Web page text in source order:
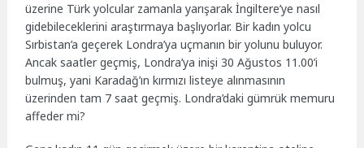
üzerine Türk yolcular zamanla yarışarak İngiltere’ye nasıl
gidebileceklerini araştırmaya başlıyorlar. Bir kadın yolcu
Sırbistan’a geçerek Londra’ya uçmanın bir yolunu buluyor.
Ancak saatler geçmiş, Londra’ya inişi 30 Ağustos 11.00’i
bulmuş, yani Karadağ’ın kırmızı listeye alınmasının
üzerinden tam 7 saat geçmiş. Londra’daki gümrük memuru
affeder mi?